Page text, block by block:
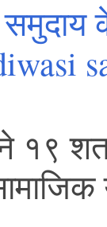
१९